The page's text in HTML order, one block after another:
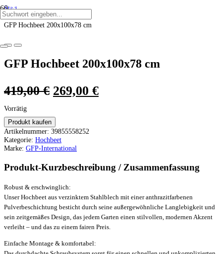
Start
/
GFP Hochbeet 200x100x78 cm
GFP Hochbeet 200x100x78 cm
419,00€ Ursprünglicher
war:
419,00 €
269,00 €Aktueller
Vorrätig
Produkt kaufen
Artikelnummer: 39855558252
Kategorie: Hochbeet
Marke: GFP-International
Produkt-Kurzbeschreibung / Zusammenfassung
Robust & erschwinglich:
Unser Hochbeet aus verzinktem Stahlblech mit einer anthrazitfarbenen
Pulverbeschichtung besticht durch seine außergewöhnliche Langlebigkeit und
sein zeitgemäßes Design, das jedem Garten einen stilvollen, modernen Akzent
verleiht – und das zu einem fairen Preis.
Einfache Montage & komfortabel:
ANGEBOT!
ANGEBOT!
ANGEBOT!
ANGEBOT!
ANGEBOT!
ANGEBOT!